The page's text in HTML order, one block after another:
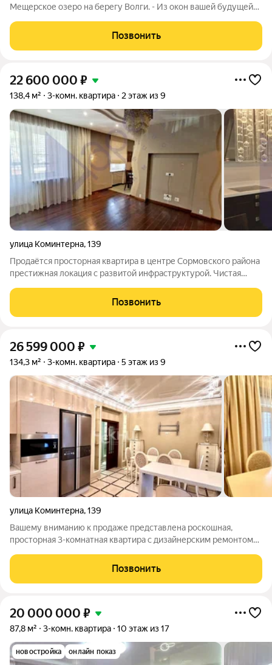
Мещерское озеро на берегу Волги. - Из окон вашей будущей
город. - Квартиры с качественной отделкой Finish Wall: просто
въезжайте и живите без
Позвонить
22 600 000 ₽
138,4 м² 3-комн. квартира 2 этаж из 9
улица Коминтерна,139
Продаётся просторная квартира в центре Сормовского района
престижная локация с развитой инфраструктурой. Чистая
взрослых собственников, без долгов и обременений, полная
сумма указывается в
Позвонить
26 599 000 ₽
134,3 м² 3-комн. квартира 5 этаж из 9
улица Коминтерна,139
Вашему вниманию к продаже представлена роскошная,
просторная 3-комнатная квартира с дизайнерским ремонтом
кирпичный, 2009 года постройки. Планировка, дизайн, ремонт
и каждая деталь квартиры
Позвонить
20 000 000 ₽
87,8 м² 3-комн. квартира 10 этаж из 17
новостройка онлайн показ